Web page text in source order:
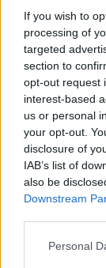
If you wish to
processing of
targeted
section to
opt-out request
interest-based
us or personal
your opt-out.
disclosure of
IAB’s list of
also be
Downstream
Personal
Πωλείται
19/06/2026 21:02